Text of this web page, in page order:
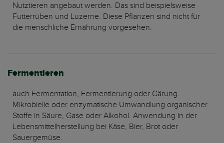
Nutztieren angebaut werden. Das sind beispielsweise
Futterrüben und Luzerne. Diese Pflanzen sind nicht für
die menschliche Ernährung vorgesehen.
Fermentieren
auch Fermentation, Fermentierung oder Gärung.
Mikrobielle oder enzymatische Umwandlung organischer
Stoffe in Säure, Gase oder Alkohol. Anwendung in der
Lebensmittelherstellung bei Käse, Bier, Brot oder
Sauergemüse.